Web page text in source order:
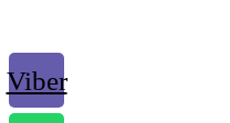
Viber